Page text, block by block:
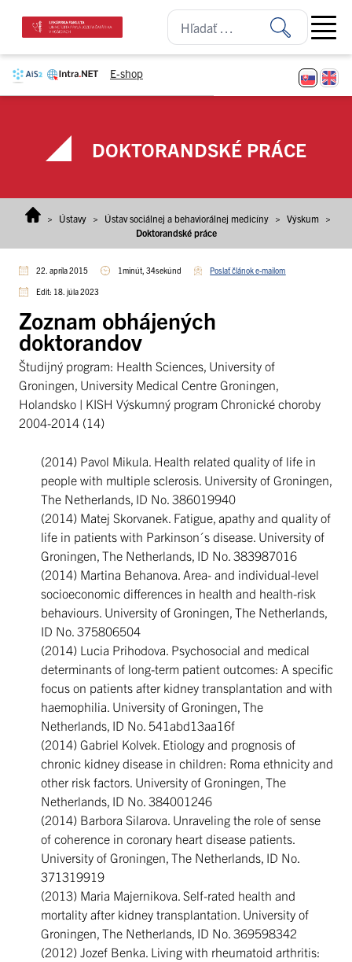
E-shop
Open
DOKTORANDSKÉ PRÁCE
> Ústavy > Ústav sociálnej a behaviorálnej medicíny > Výskum >
Doktorandské práce
22. apríla 2015 1minút, 34sekúnd Poslať článok e-mailom
Edit: 18. júla 2023
Zoznam obhájených
doktorandov
Študijný program: Health Sciences, University of
Groningen, University Medical Centre Groningen,
Holandsko | KISH Výskumný program Chronické choroby
2004-2014 (14)
(2014) Pavol Mikula. Health related quality of life in
people with multiple sclerosis. University of Groningen,
The Netherlands, ID No. 386019940
(2014) Matej Skorvanek. Fatigue, apathy and quality of
life in patients with Parkinson´s disease. University of
Groningen, The Netherlands, ID No. 383987016
(2014) Martina Behanova. Area- and individual-level
socioeconomic differences in health and health-risk
behaviours. University of Groningen, The Netherlands,
ID No. 375806504
(2014) Lucia Prihodova. Psychosocial and medical
determinants of long-term patient outcomes: A specific
focus on patients after kidney transplantation and with
haemophilia. University of Groningen, The
Netherlands, ID No. 541abd13aa16f
(2014) Gabriel Kolvek. Etiology and prognosis of
chronic kidney disease in children: Roma ethnicity and
other risk factors. University of Groningen, The
Netherlands, ID No. 384001246
(2014) Barbora Silarova. Unraveling the role of sense
of coherence in coronary heart disease patients.
University of Groningen, The Netherlands, ID No.
371319919
(2013) Maria Majernikova. Self-rated health and
mortality after kidney transplantation. University of
Groningen, The Netherlands, ID No. 369598342
(2012) Jozef Benka. Living with rheumatoid arthritis: